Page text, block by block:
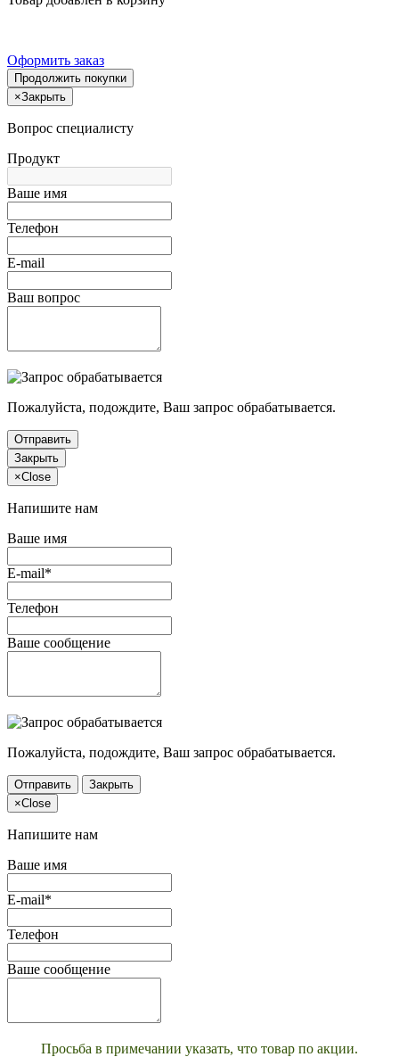
Оформить заказ
Продолжить покупки
×Закрыть
Вопрос специалисту
Продукт
Ваше имя
Телефон
E-mail
Ваш вопрос
Пожалуйста, подождите, Ваш запрос обрабатывается.
Отправить
Закрыть
×Close
Напишите нам
Ваше имя
E-mail*
Телефон
Ваше сообщение
Пожалуйста, подождите, Ваш запрос обрабатывается.
Отправить
Закрыть
×Close
Напишите нам
Ваше имя
E-mail*
Телефон
Ваше сообщение
Просьба в примечании указать, что товар по акции.